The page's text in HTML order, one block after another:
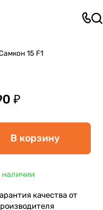
15 F1
₽
В корзину
наличии
качества от